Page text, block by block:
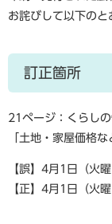
お詫びして以下のと
訂正箇所
21ページ：くらし
「土地・家屋価格
【誤】4月1日（火
【正】4月1日（火